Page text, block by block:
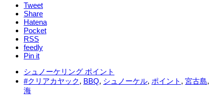
Tweet
Share
Hatena
Pocket
RSS
feedly
Pin it
シュノーケリング ポイント
#クリアカヤック, BBQ, シュノーケル, ポイント , 宮古島,
海